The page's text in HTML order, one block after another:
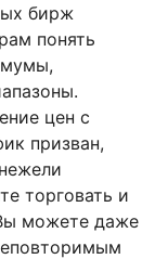
бирж
понять
цен с
призван,
торговать и
можете даже